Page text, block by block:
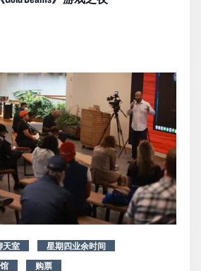
天室
星期四业余时间
购票